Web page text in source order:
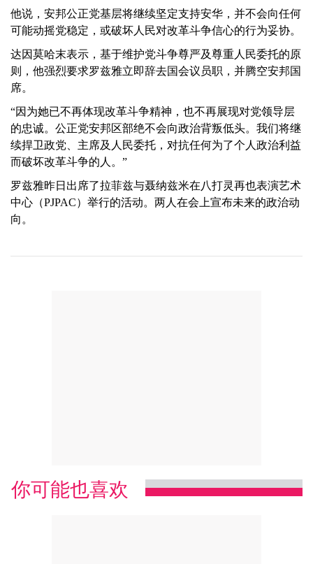
他说，安邦公正党基层将继续坚定支持安华，并不会向任何
可能动摇党稳定，或破坏人民对改革斗争信心的行为妥协。
达因莫哈末表示，基于维护党斗争尊严及尊重人民委托的原
则，他强烈要求罗兹雅立即辞去国会议员职，并腾空安邦国
席。
“因为她已不再体现改革斗争精神，也不再展现对党领导层
的忠诚。公正党安邦区部绝不会向政治背叛低头。我们将继
续捍卫政党、主席及人民委托，对抗任何为了个人政治利益
而破坏改革斗争的人。”
罗兹雅昨日出席了拉菲兹与聂纳兹米在八打灵再也表演艺术
中心（PJPAC）举行的活动。两人在会上宣布未来的政治动
向。
你可能也喜欢